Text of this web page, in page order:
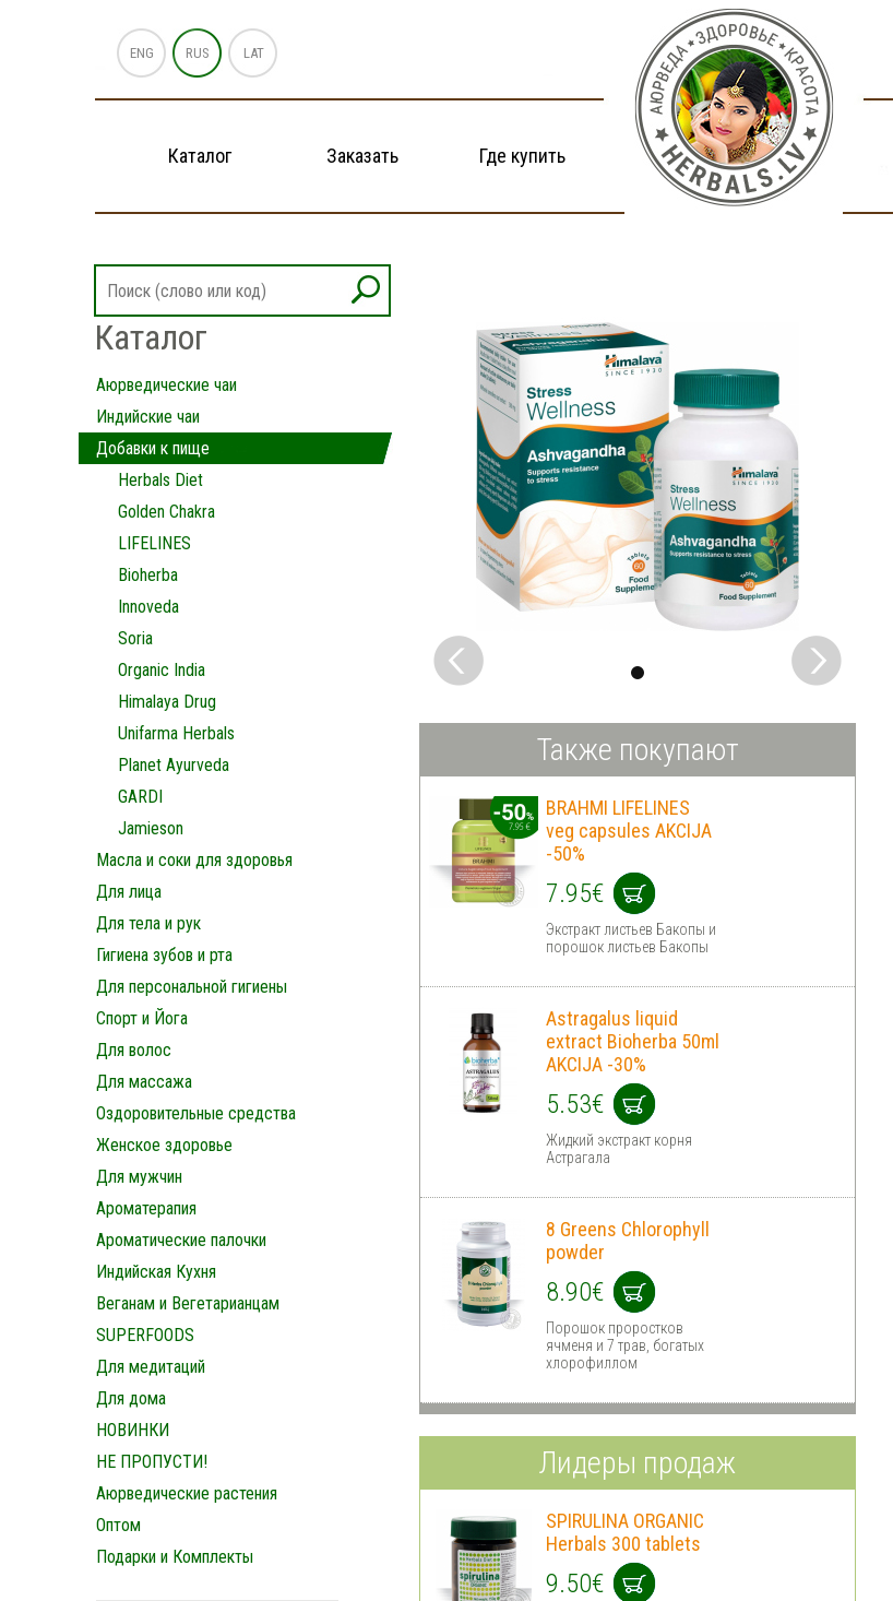
ENG RUS LAT
Каталог Заказать Где купить
Каталог
Аюрведические чаи
Индийские чаи
Добавки к пище
Herbals Diet
Golden Chakra
LIFELINES
Bioherba
Innoveda
Soria
Organic India
Himalaya Drug
Unifarma Herbals
Planet Ayurveda
GARDI
Jamieson
Масла и соки для здоровья
Для лица
Для тела и рук
Гигиена зубов и рта
Для персональной гигиены
Спорт и Йога
Для волос
Для массажа
Оздоровительные средства
Женское здоровье
Для мужчин
Ароматерапия
Ароматические палочки
Индийская Кухня
Веганам и Вегетарианцам
SUPERFOODS
Для медитаций
Для дома
НОВИНКИ
НЕ ПРОПУСТИ!
Аюрведические растения
Оптом
Подарки и Комплекты
Также покупают
BRAHMI LIFELINES
veg capsules AKCIJA
-50%
7.95€
Экстракт листьев Бакопы и
порошок листьев Бакопы
Astragalus liquid
extract Bioherba 50ml
AKCIJA -30%
5.53€
Жидкий экстракт корня
Астрагала
8 Greens Chlorophyll
powder
8.90€
Порошок проростков
ячменя и 7 трав, богатых
хлорофиллом
Лидеры продаж
SPIRULINA ORGANIC
Herbals 300 tablets
9.50€